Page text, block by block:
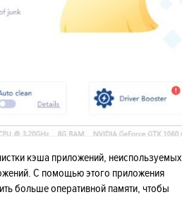
кэша приложений, неиспользуемых
С помощью этого приложения
больше оперативной памяти, чтобы